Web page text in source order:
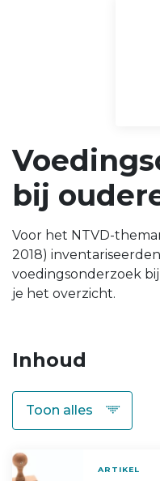
bij
Voor het NTVD-
2018)
voedingsonderzoek
je het overzicht.
Inhoud
ARTIKEL